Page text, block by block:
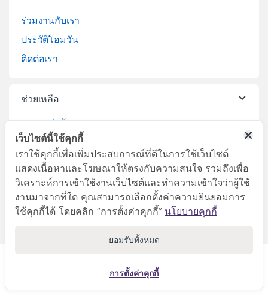
ร่วมงานกับเรา
ประวัติโฮมวัน
ติดต่อเรา
ช่วยเหลือ
บริการจัดส่งสินค้า
เปลี่ยนคืนสินค้า
045-281999
เว็บไซต์นี้ใช้คุกกี้
เราใช้คุกกี้เพื่อเพิ่มประสบการณ์ที่ดีในการใช้เว็บไซต์
แสดงเนื้อหาและโฆษณาให้ตรงกับความสนใจ รวมถึงเพื่อ
วิเคราะห์การเข้าใช้งานเว็บไซต์และทำความเข้าใจว่าผู้ใช้
งานมาจากที่ใด คุณสามารถเลือกตั้งค่าความยินยอมการ
ใช้คุกกี้ได้ โดยคลิก “การตั้งค่าคุกกี้” นโยบายคุกกี้
ยอมรับทั้งหมด
การตั้งค่าคุกกี้